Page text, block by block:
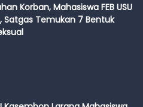
Korban, Mahasiswa FEB USU
Satgas Temukan 7 Bentuk